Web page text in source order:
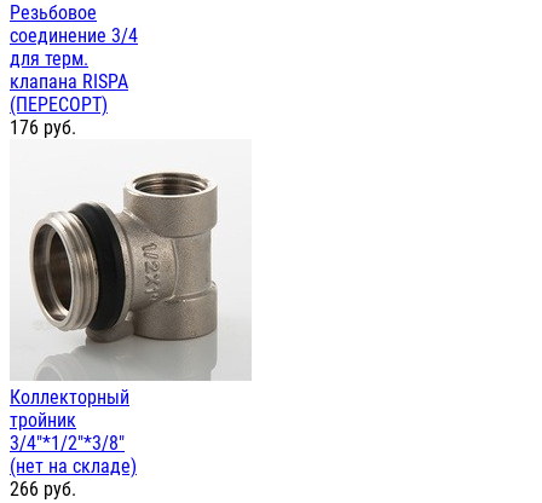
Резьбовое
соединение 3/4
для терм.
клапана RISPA
(ПЕРЕСОРТ)
176 руб.
Коллекторный
тройник
3/4"*1/2"*3/8"
(нет на складе)
266 руб.